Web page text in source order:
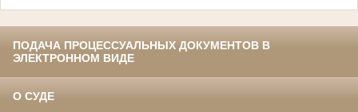
ПОДАЧА ПРОЦЕССУАЛЬНЫХ ДОКУМЕНТОВ В
ЭЛЕКТРОННОМ ВИДЕ
О СУДЕ